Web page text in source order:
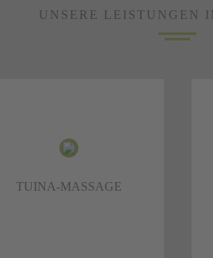
UNSERE LEISTUNGEN
TUINA-MASSAGE